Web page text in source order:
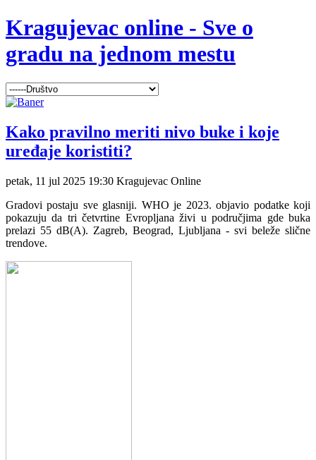
Kragujevac online - Sve o
gradu na jednom mestu
Kako pravilno meriti nivo buke i koje
uređaje koristiti?
petak, 11 jul 2025 19:30 Kragujevac Online
Gradovi postaju sve glasniji. WHO je 2023. objavio podatke koji
pokazuju da tri četvrtine Evropljana živi u područjima gde buka
prelazi 55 dB(A). Zagreb, Beograd, Ljubljana - svi beleže slične
trendove.